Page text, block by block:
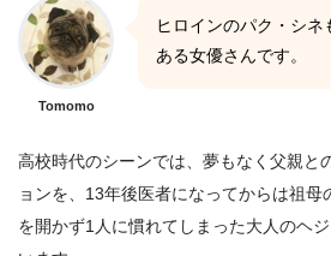
Tomomo
ヒロインのパク・シ
ある女優さんです。
高校時代のシーンでは、夢もなく父親と
ョンを、13年後医者になってからは祖母
を開かず1人に慣れてしまった大人のヘ